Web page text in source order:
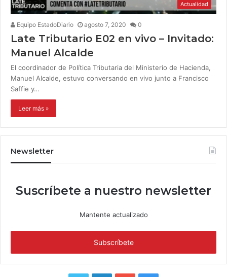
Actualidad
Equipo EstadoDiario agosto 7, 2020 0
Late Tributario E02 en vivo – Invitado:
Manuel Alcalde
El coordinador de Política Tributaria del Ministerio de Hacienda,
Manuel Alcalde, estuvo conversando en vivo junto a Francisco
Saffie y…
Leer más »
Newsletter
Suscríbete a nuestro newsletter
Mantente actualizado